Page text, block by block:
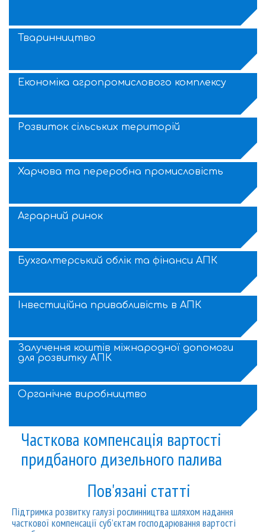
Тваринництво
Економіка агропромислового комплексу
Розвиток сільських територій
Харчова та переробна промисловість
Аграрний ринок
Бухгалтерський облік та фінанси АПК
Інвестиційна привабливість в АПК
Залучення коштів міжнародної допомоги
для розвитку АПК
Органічне виробництво
Часткова компенсація вартості
придбаного дизельного палива
Пов'язані статті
Підтримка розвитку галузі рослинництва шляхом надання
часткової компенсації суб’єктам господарювання вартості